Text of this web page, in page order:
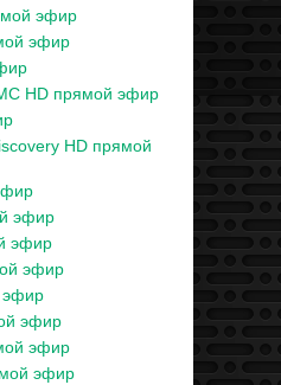
эфир
эфир
HD прямой эфир
HD прямой
эфир
эфир
эфир
эфир
эфир
эфир
эфир